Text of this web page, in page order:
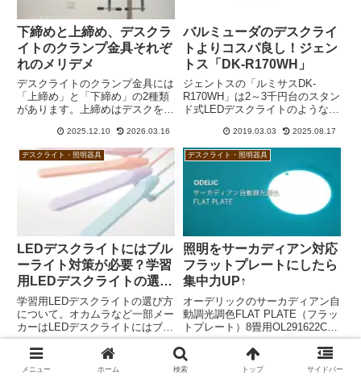
下締めと上締め、デスクラ
イトのクランプ金具それぞ
れのメリデメ
デスクライトのクランプ金具には
「上締め」と「下締め」の2種類
があります。上締めはデスクを動
か、天板下がスッキリするのがメ
リット。下締めは天板上にスペー
スを必要としないほか、慣れ親ん
だデザインと操作性などがメリッ
トと言えるでしょう。
2025.12.10 2026.03.16
バルミューダのデスクライ
トよりコスパ良し！ジェン
トス「DK-R170WH」
ジェントスの「ルミサスDK-
R170WH」は2～3千円台のスタン
ド式LEDデスクライトのようなシ
「BALMUDA The Light」と比較
してまったく遜色ないハイスペッ
クです。JIS規格AA形相当である
にもかかわらず直下照度は1600
ルクスと控えめ、Ra95の高演
色、ブルーライトカットで、価格
は5,000円強からとコスパ良いで
2019.03.03 2025.08.17
デスクライト・照明器具
LEDデスクライトにはブル
ーライト対策が必要？学習
用LEDデスクライトの選び
方
学習用LEDデスクライトの選び方
について。オカムラなど一部メー
カーはLEDデスクライトにはブル
ーライト対策が必要と言っていま
すが、あまり気にする必要はない
です。それよりもシェード幅が広
2015.01.28
デスクライト・照明器具
照明をサーカディアン対応
フラットプレートにしたら
集中力UP↑
オーデリックのサーカディアン自
動調光調色FLAT PLATE（フラッ
トプレート）8畳用OL291622CR
に買い替えました。当初はいろい
ろ不満を感じたものの、しばらく
して午後に睡魔に襲われることが
2026.02.18 2026.07.16
メニュー ホーム 検索 トップ サイドバー